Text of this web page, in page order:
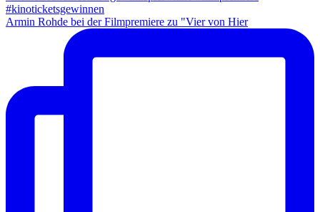
Armin Rohde bei der Filmpremiere zu "Vier von Hier